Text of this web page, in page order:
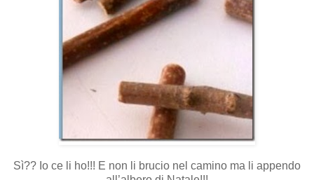
Sì?? Io ce li ho!!! E non li brucio nel camino ma li appendo